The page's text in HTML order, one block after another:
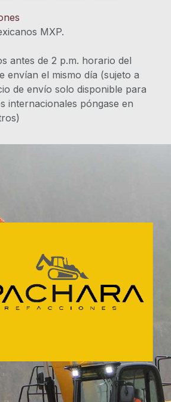
MXP.
IVA
antes de 2 p.m. horario del
envían el mismo día (sujeto a
de envío solo disponible para
internacionales póngase en